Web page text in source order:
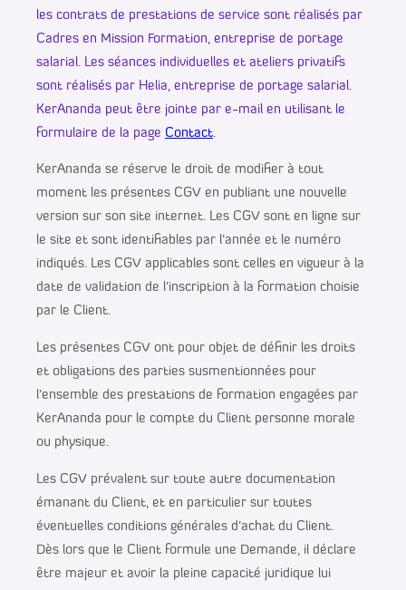
les contrats de prestations de service sont réalisés par
Cadres en Mission Formation, entreprise de portage
salarial. Les séances individuelles et ateliers privatifs
sont réalisés par Helia, entreprise de portage salarial.
KerAnanda peut être jointe par e-mail en utilisant le
formulaire de la page Contact.
KerAnanda se réserve le droit de modifier à tout
moment les présentes CGV en publiant une nouvelle
version sur son site internet. Les CGV sont en ligne sur
le site et sont identifiables par l’année et le numéro
indiqués. Les CGV applicables sont celles en vigueur à la
date de validation de l’inscription à la formation choisie
par le Client.
Les présentes CGV ont pour objet de définir les droits
et obligations des parties susmentionnées pour
l’ensemble des prestations de formation engagées par
KerAnanda pour le compte du Client personne morale
ou physique.
Les CGV prévalent sur toute autre documentation
émanant du Client, et en particulier sur toutes
éventuelles conditions générales d’achat du Client.
Dès lors que le Client formule une Demande, il déclare
être majeur et avoir la pleine capacité juridique lui